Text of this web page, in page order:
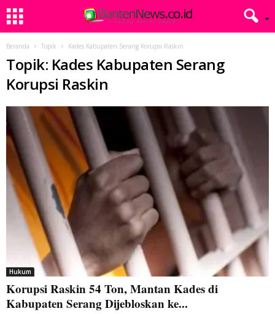
Beranda Topik Kades Kabupaten Serang Korupsi Raskin
Topik: Kades Kabupaten Serang
Korupsi Raskin
Hukum
Korupsi Raskin 54 Ton, Mantan Kades di
Kabupaten Serang Dijebloskan ke...